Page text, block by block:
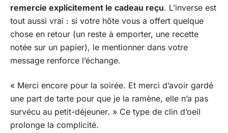
remercie explicitement le cadeau reçu. L’inverse est
tout aussi vrai : si votre hôte vous a offert quelque
chose en retour (un reste à emporter, une recette
notée sur un papier), le mentionner dans votre
message renforce l’échange.
« Merci encore pour la soirée. Et merci d’avoir gardé
une part de tarte pour que je la ramène, elle n’a pas
survécu au petit-déjeuner. » Ce type de clin d’oeil
prolonge la complicité.